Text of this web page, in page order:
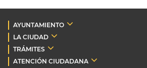
AYUNTAMIENTO
LA CIUDAD
TRÁMITES
ATENCIÓN CIUDADANA